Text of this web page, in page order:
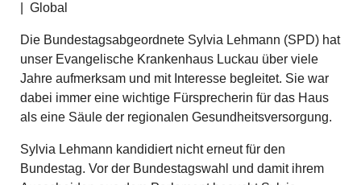
Global
Die Bundestagsabgeordnete Sylvia Lehmann (SPD) hat
unser Evangelische Krankenhaus Luckau über viele
Jahre aufmerksam und mit Interesse begleitet. Sie war
dabei immer eine wichtige Fürsprecherin für das Haus
als eine Säule der regionalen Gesundheitsversorgung.
Sylvia Lehmann kandidiert nicht erneut für den
Bundestag. Vor der Bundestagswahl und damit ihrem